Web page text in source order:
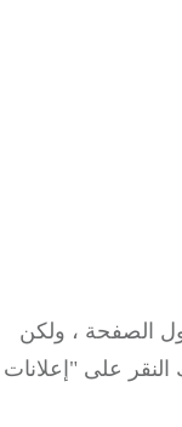
، ولكن
على "إعلانات